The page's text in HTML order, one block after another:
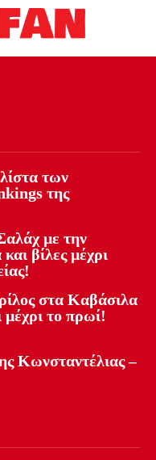
των
της
με την
βίλες μέχρι
στα Καβάσιλα
μέχρι το πρωί!
Κωνσταντέλιας –